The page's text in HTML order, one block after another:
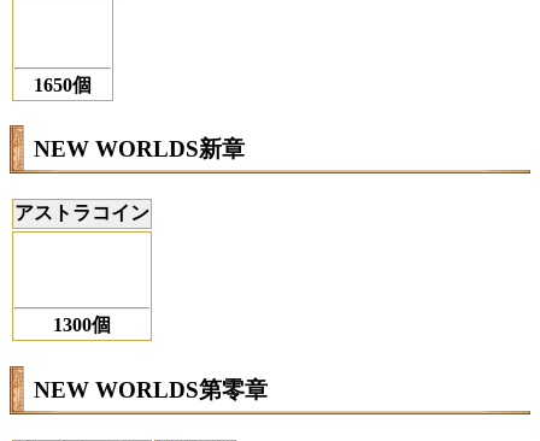
1650個
NEW WORLDS新章
アストラコイン
1300個
NEW WORLDS第零章